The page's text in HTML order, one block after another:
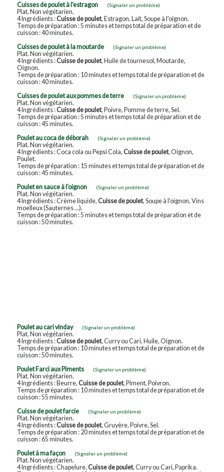
Cuisses de poulet à l'estragon
(Signaler un problème)
Plat. Non végétarien.
4 Ingrédients :Cuisse de poulet, Estragon, Lait, Soupe à l'oignon.
Temps de préparation : 5 minutes et temps total de préparation et de
cuisson : 40 minutes.
Cuisses de poulet à la moutarde
(Signaler un problème)
Plat. Non végétarien.
4 Ingrédients :Cuisse de poulet, Huile de tournesol, Moutarde,
Oignon.
Temps de préparation : 10 minutes et temps total de préparation et de
cuisson : 40 minutes.
Cuisses de poulet aux pommes de terre
(Signaler un problème)
Plat. Non végétarien.
4 Ingrédients :Cuisse de poulet, Poivre, Pomme de terre, Sel.
Temps de préparation : 5 minutes et temps total de préparation et de
cuisson : 45 minutes.
Poulet au coca de déborah
(Signaler un problème)
Plat. Non végétarien.
4 Ingrédients : Coca cola ou Pepsi Cola, Cuisse de poulet, Oignon,
Poulet.
Temps de préparation : 15 minutes et temps total de préparation et de
cuisson : 45 minutes.
Poulet en sauce à l'oignon
(Signaler un problème)
Plat. Non végétarien.
4 Ingrédients : Crème liquide, Cuisse de poulet, Soupe à l'oignon, Vins
moelleux (Sauternes ...).
Temps de préparation : 5 minutes et temps total de préparation et de
cuisson : 50 minutes.
Poulet au cari vinday (Signaler un problème)
Plat. Non végétarien.
4 Ingrédients :Cuisse de poulet, Curry ou Cari, Huile, Oignon.
Temps de préparation : 10 minutes et temps total de préparation et de
cuisson : 50 minutes.
Poulet Farci aux Piments
(Signaler un problème)
Plat. Non végétarien.
4 Ingrédients : Beurre, Cuisse de poulet, Piment, Poivron.
Temps de préparation : 10 minutes et temps total de préparation et de
cuisson : 55 minutes.
Cuisse de poulet farcie
(Signaler un problème)
Plat. Non végétarien.
4 Ingrédients :Cuisse de poulet, Gruyère, Poivre, Sel.
Temps de préparation : 20 minutes et temps total de préparation et de
cuisson : 65 minutes.
Poulet à ma façon
(Signaler un problème)
Plat. Non végétarien.
4 Ingrédients : Chapelure, Cuisse de poulet, Curry ou Cari, Paprika.